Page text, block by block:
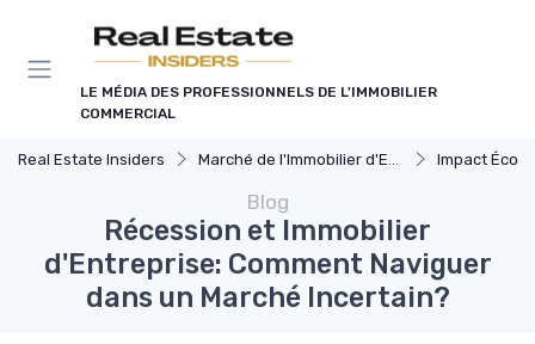
LE MÉDIA DES PROFESSIONNELS DE L'IMMOBILIER
COMMERCIAL
Real Estate Insiders Marché de l'Immobilier d'Entreprise Impact
Blog
Récession et Immobilier
d'Entreprise: Comment Naviguer
dans un Marché Incertain?